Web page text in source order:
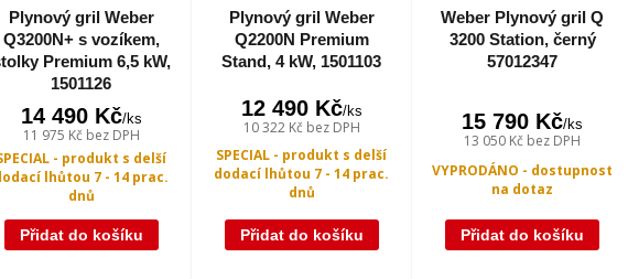
Plynový gril Weber
Q3200N+ s vozíkem,
Premium 6,5 kW,
1501126
14 490 Kč/ks
11 975 Kč bez DPH
- produkt s delší
lhůtou 7 - 14 prac.
dnů
Přidat do košíku
Plynový gril Weber
Q2200N Premium
Stand, 4 kW, 1501103
12 490 Kč/ks
10 322 Kč bez DPH
SPECIAL - produkt s delší
dodací lhůtou 7 - 14 prac.
dnů
Přidat do košíku
Weber Plynový gril Q
3200 Station, černý
57012347
15 790 Kč/ks
13 050 Kč bez DPH
VYPRODÁNO - dostupnost
na dotaz
Přidat do košíku